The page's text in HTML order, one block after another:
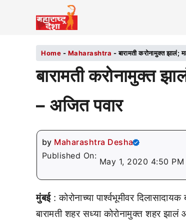
Home - Maharashtra -बारामती करोनामुक्त झालं;
बारामती करोनामुक्त
– अजित पवार
by Maharashtra Desha
Published On:
May 1, 2020 4:50 PM
मुंबई: कोरोनाच्या पार्श्वभूमीवर
बारामती शहर सध्या कोरोनामुक्त शहर झालं